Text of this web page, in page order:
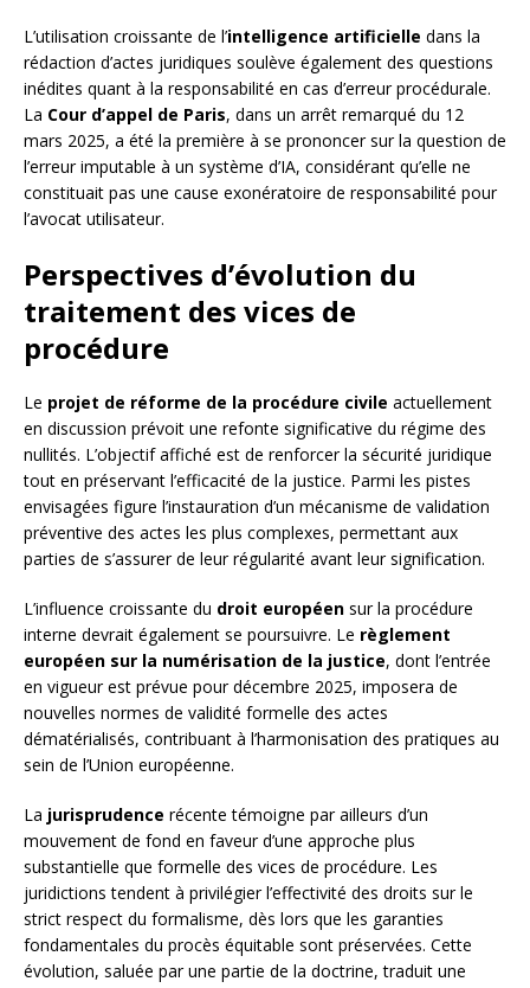
L’utilisation croissante de l’intelligence artificielle dans la
rédaction d’actes juridiques soulève également des questions
inédites quant à la responsabilité en cas d’erreur procédurale.
La Cour d’appel de Paris, dans un arrêt remarqué du 12
mars 2025, a été la première à se prononcer sur la question de
l’erreur imputable à un système d’IA, considérant qu’elle ne
constituait pas une cause exonératoire de responsabilité pour
l’avocat utilisateur.
Perspectives d’évolution du
traitement des vices de
procédure
Le projet de réforme de la procédure civile actuellement
en discussion prévoit une refonte significative du régime des
nullités. L’objectif affiché est de renforcer la sécurité juridique
tout en préservant l’efficacité de la justice. Parmi les pistes
envisagées figure l’instauration d’un mécanisme de validation
préventive des actes les plus complexes, permettant aux
parties de s’assurer de leur régularité avant leur signification.
L’influence croissante du droit européen sur la procédure
interne devrait également se poursuivre. Le règlement
européen sur la numérisation de la justice, dont l’entrée
en vigueur est prévue pour décembre 2025, imposera de
nouvelles normes de validité formelle des actes
dématérialisés, contribuant à l’harmonisation des pratiques au
sein de l’Union européenne.
La jurisprudence récente témoigne par ailleurs d’un
mouvement de fond en faveur d’une approche plus
substantielle que formelle des vices de procédure. Les
juridictions tendent à privilégier l’effectivité des droits sur le
strict respect du formalisme, dès lors que les garanties
fondamentales du procès équitable sont préservées. Cette
évolution, saluée par une partie de la doctrine, traduit une